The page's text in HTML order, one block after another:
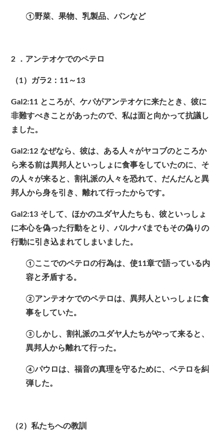
①野菜、果物、乳製品、パンなど
2 ．アンテオケでのペテロ
（1）ガラ2：11～13
Gal2:11 ところが、ケパがアンテオケに来たとき、彼に
非難すべきことがあったので、私は面と向かって抗議し
ました。
Gal2:12なぜなら、彼は、ある人々がヤコブのところか
ら来る前は異邦人といっしょに食事をしていたのに、そ
の人々が来ると、割礼派の人々を恐れて、だんだんと異
邦人から身を引き、離れて行ったからです。
Gal2:13 そして、ほかのユダヤ人たちも、彼といっしょ
に本心を偽った行動をとり、バルナバまでもその偽りの
行動に引き込まれてしまいました。
①ここでのペテロの行為は、使11章で語っている内
容と矛盾する。
②アンテオケでのペテロは、異邦人といっしょに食
事をしていた。
③しかし、割礼派のユダヤ人たちがやって来ると、
異邦人から離れて行った。
④パウロは、福音の真理を守るために、ペテロを糾
弾した。
（2）私たちへの教訓